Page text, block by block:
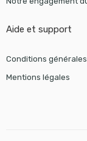
Aide et support
Conditions
Mentions légales